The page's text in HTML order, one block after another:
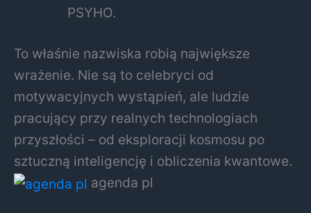
PSYHO.
To właśnie nazwiska robią największe
wrażenie. Nie są to celebryci od
motywacyjnych wystąpień, ale ludzie
pracujący przy realnych technologiach
przyszłości – od eksploracji kosmosu po
sztuczną inteligencję i obliczenia kwantowe.
agenda pl